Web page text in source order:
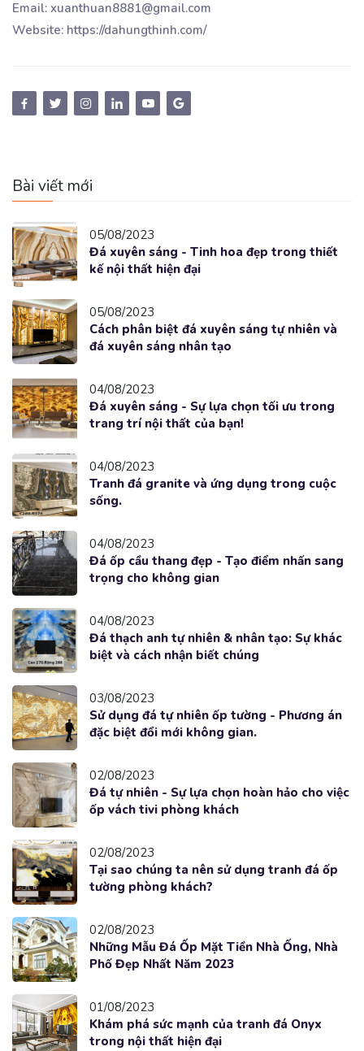
Email: xuanthuan8881@gmail.com
Website: https://dahungthinh.com/
Bài viết mới
05/08/2023
Đá xuyên sáng - Tinh hoa đẹp trong thiết
kế nội thất hiện đại
05/08/2023
Cách phân biệt đá xuyên sáng tự nhiên và
đá xuyên sáng nhân tạo
04/08/2023
Đá xuyên sáng - Sự lựa chọn tối ưu trong
trang trí nội thất của bạn!
04/08/2023
Tranh đá granite và ứng dụng trong cuộc
sống.
04/08/2023
Đá ốp cầu thang đẹp - Tạo điểm nhấn sang
trọng cho không gian
04/08/2023
Đá thạch anh tự nhiên & nhân tạo: Sự khác
biệt và cách nhận biết chúng
03/08/2023
Sử dụng đá tự nhiên ốp tường - Phương án
đặc biệt đổi mới không gian.
02/08/2023
Đá tự nhiên - Sự lựa chọn hoàn hảo cho việc
ốp vách tivi phòng khách
02/08/2023
Tại sao chúng ta nên sử dụng tranh đá ốp
tường phòng khách?
02/08/2023
Những Mẫu Đá Ốp Mặt Tiền Nhà Ống, Nhà
Phố Đẹp Nhất Năm 2023
01/08/2023
Khám phá sức mạnh của tranh đá Onyx
trong nội thất hiện đại